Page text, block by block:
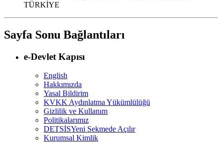
TÜRKİYE
Sayfa Sonu Bağlantıları
e-Devlet Kapısı
English
Hakkımızda
Yasal Bildirim
KVKK Aydınlatma Yükümlülüğü
Gizlilik ve Kullanım
Politikalarımız
DETSİSYeni Sekmede Açılır
Kurumsal Kimlik